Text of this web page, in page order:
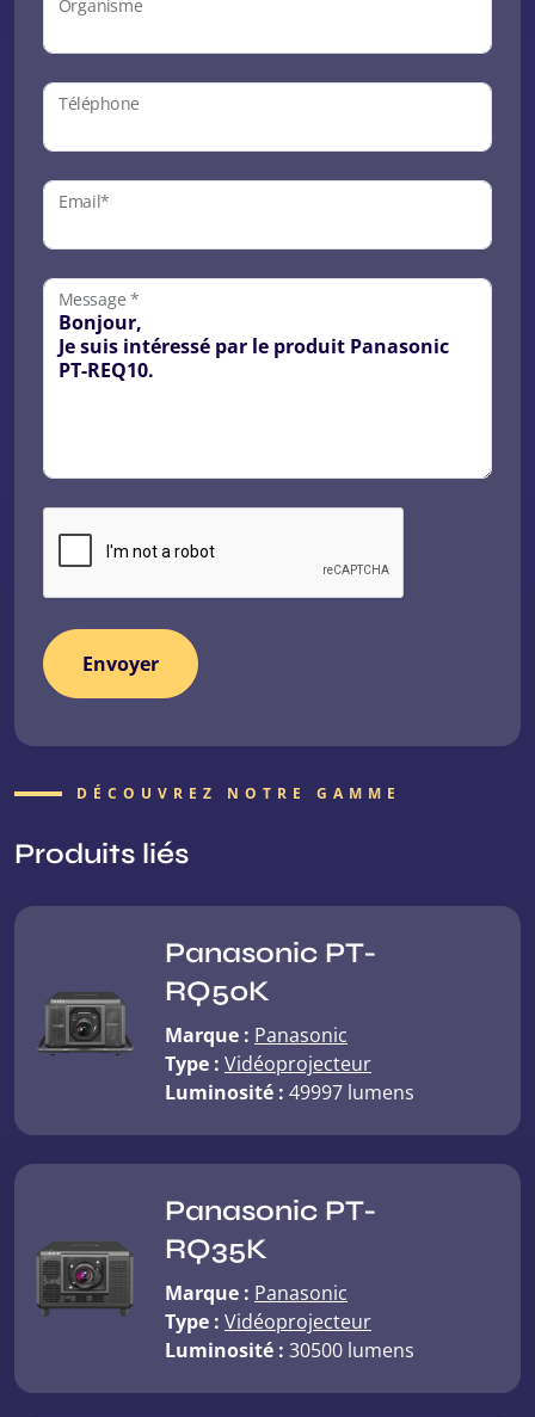
Organisme
Téléphone
Email*
Message *
DÉCOUVREZ NOTRE GAMME
Produits liés
Panasonic PT-
RQ50K
Marque : Panasonic
Type : Vidéoprojecteur
Luminosité : 49997 lumens
Panasonic PT-
RQ35K
Marque : Panasonic
Type : Vidéoprojecteur
Luminosité : 30500 lumens